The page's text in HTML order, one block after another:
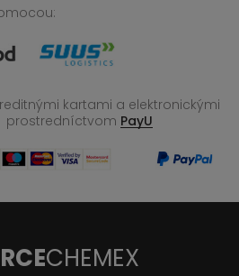
kartami a elektronickými
prostredníctvom PayU
CHEMEX